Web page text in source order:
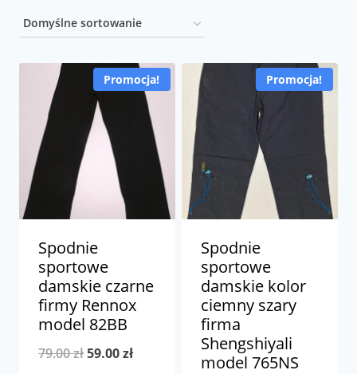
Promocja!
Spodnie
sportowe
damskie czarne
firmy Rennox
model 82BB
79.00złPierwotna
59.00złAktualna
Promocja!
Spodnie
sportowe
damskie kolor
ciemny szary
firma
Shengshiyali
model 765NS